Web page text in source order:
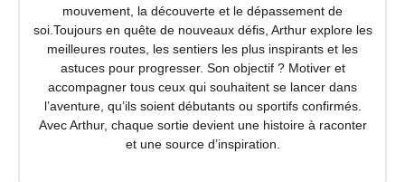
mouvement, la découverte et le dépassement de
soi.Toujours en quête de nouveaux défis, Arthur explore les
meilleures routes, les sentiers les plus inspirants et les
astuces pour progresser. Son objectif ? Motiver et
accompagner tous ceux qui souhaitent se lancer dans
l’aventure, qu’ils soient débutants ou sportifs confirmés.
Avec Arthur, chaque sortie devient une histoire à raconter
et une source d’inspiration.